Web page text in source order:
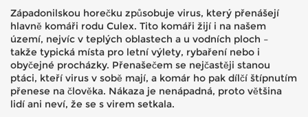
Západonilskou horečku způsobuje virus, který přenášejí
hlavně komáři rodu Culex. Tito komáři žijí i na našem
území, nejvíc v teplých oblastech a u vodních ploch –
takže typická místa pro letní výlety, rybaření nebo i
obyčejné procházky. Přenašečem se nejčastěji stanou
ptáci, kteří virus v sobě mají, a komár ho pak dílčí štípnutím
přenese na člověka. Nákaza je nenápadná, proto většina
lidí ani neví, že se s virem setkala.